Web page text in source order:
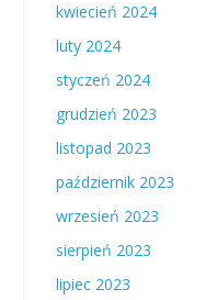
kwiecień 2024
luty 2024
styczeń 2024
grudzień 2023
listopad 2023
październik 2023
wrzesień 2023
sierpień 2023
lipiec 2023